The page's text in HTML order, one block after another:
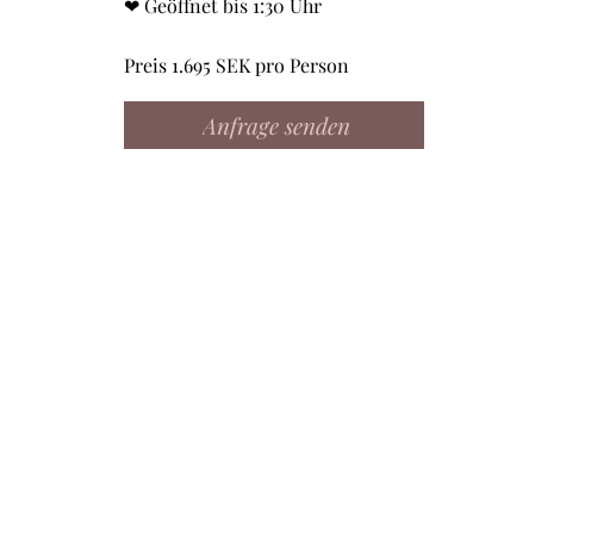
❤ Geöffnet bis 1:30 Uhr
Preis 1.695 SEK pro Person
Anfrage senden